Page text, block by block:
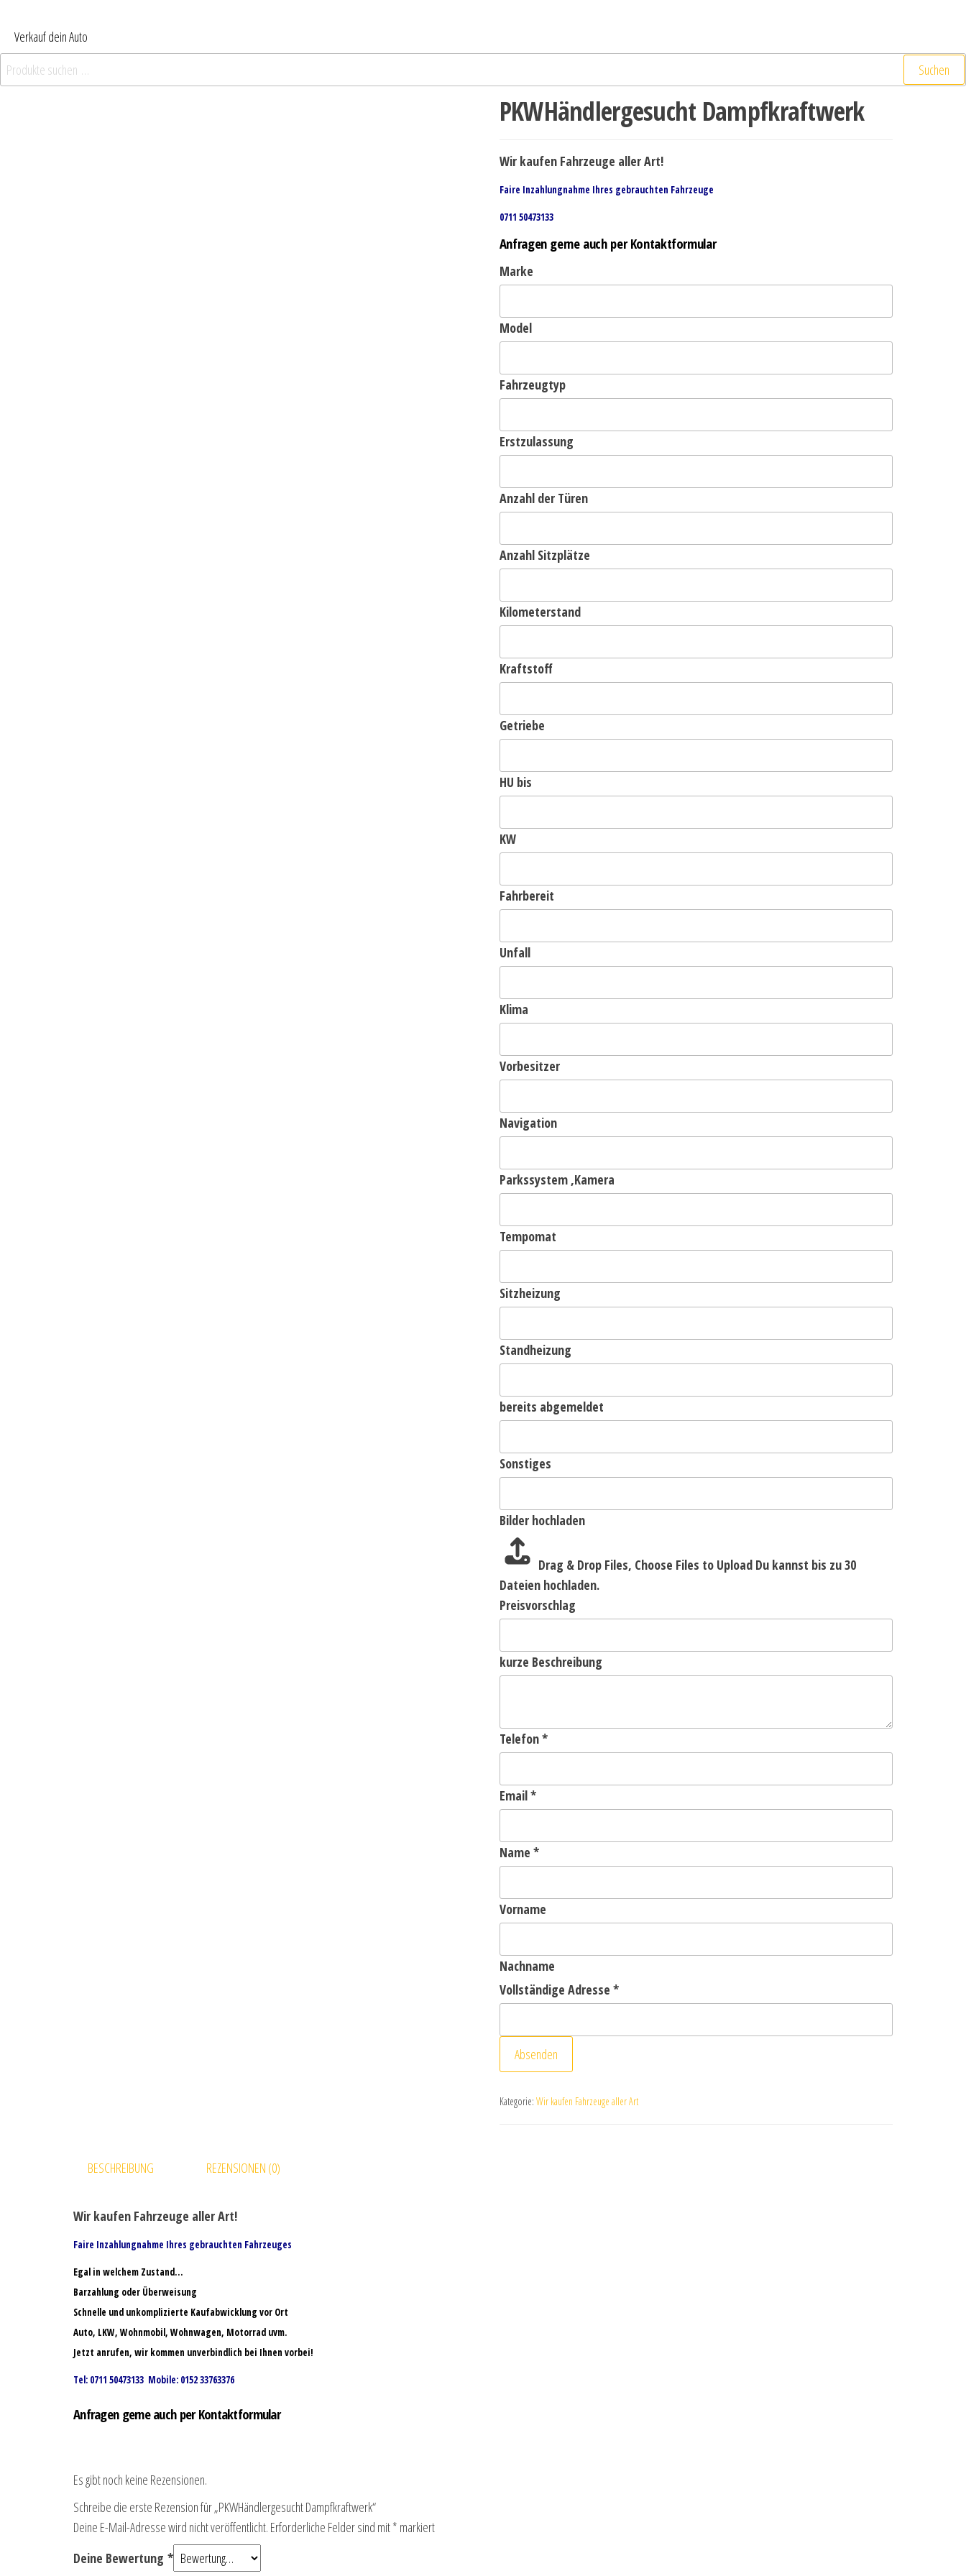
Verkauf dein Auto
Suchen nach:
Suchen
PKWHändlergesucht Dampfkraftwerk
Wir kaufen Fahrzeuge aller Art!
Faire Inzahlungnahme Ihres gebrauchten Fahrzeuge
0711 50473133
Anfragen gerne auch per Kontaktformular
Marke
Model
Fahrzeugtyp
Erstzulassung
Anzahl der Türen
Anzahl Sitzplätze
Kilometerstand
Kraftstoff
Getriebe
HU bis
KW
Fahrbereit
Unfall
Klima
Vorbesitzer
Navigation
Parkssystem ,Kamera
Tempomat
Sitzheizung
Standheizung
bereits abgemeldet
Sonstiges
Bilder hochladen
Drag & Drop Files, Choose Files to Upload Du kannst bis zu 30
Dateien hochladen.
Preisvorschlag
kurze Beschreibung
Telefon*
Email*
Name *
Vorname
Nachname
Vollständige Adresse *
Absenden
Kategorie: Wir kaufen Fahrzeuge aller Art
BESCHREIBUNG REZENSIONEN (0)
Wir kaufen Fahrzeuge aller Art!
Faire Inzahlungnahme Ihres gebrauchten Fahrzeuges
Egal in welchem Zustand…
Barzahlung oder Überweisung
Schnelle und unkomplizierte Kaufabwicklung vor Ort
Auto, LKW, Wohnmobil, Wohnwagen, Motorrad uvm.
Jetzt anrufen, wir kommen unverbindlich bei Ihnen vorbei!
Tel: 0711 50473133 Mobile: 0152 33763376
Anfragen gerne auch per Kontaktformular
Es gibt noch keine Rezensionen.
Schreibe die erste Rezension für „PKWHändlergesucht Dampfkraftwerk“
Deine E-Mail-Adresse wird nicht veröffentlicht. Erforderliche Felder sind mit* markiert
Deine Bewertung *